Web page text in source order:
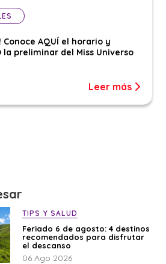
Conoce AQUÍ el horario y
la preliminar del Miss Universo
Leer más
TIPS Y SALUD
Feriado 6 de agosto: 4 destinos
recomendados para disfrutar
el descanso
06 Ago 2026